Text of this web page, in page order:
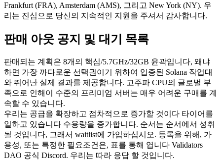
Frankfurt (FRA), Amsterdam (AMS), 그리고 New York (NY). 우
리는 진심으로 당신의 지속적인 지원을 주셔서 감사합니다.
판매 아웃 공지 및 대기 목록
판매되는 계획은 8개의 핵심/5.7GHz/32GB 윤곽입니다, 왜냐
하면 가장 까다로운 선택권이기 위하여 입증된 Solana 작업대
와 뛰어난 실제 결과를 제공합니다. 고주파 CPU의 글로벌 부
족으로 인해이 수준의 프리미엄 서버는 매우 어려운 구매를 계
속할 수 있습니다.
우리는 공급을 확장하고 점차적으로 증가할 것이다 타이어를
일하고 있습니다 수용량을 증가합니다. 순서는 순서에서 성취
될 것입니다, 그래서 waitlist에 가입하십시오. 등록을 위해, 가
용성, 또는 특정한 필요조건은, 표를 통해 엽니다 Validators
DAO 공식 Discord. 우리는 따라 응답 할 것입니다.